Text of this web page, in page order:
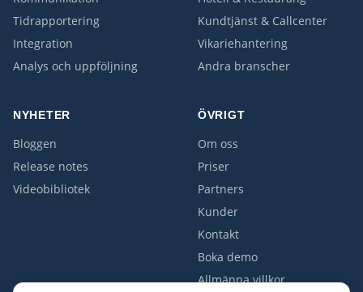
Tidrapportering
Integration
Analys och uppföljning
Kundtjänst & Callcenter
Vikariehantering
Andra branscher
NYHETER
Bloggen
Release notes
Videobibliotek
ÖVRIGT
Om oss
Priser
Partners
Kunder
Kontakt
Boka demo
Allmänna villkor